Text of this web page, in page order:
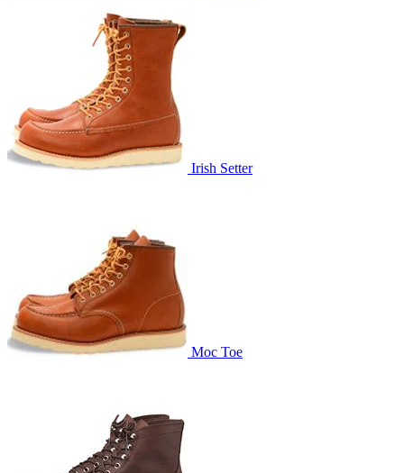
Irish Setter
Moc Toe